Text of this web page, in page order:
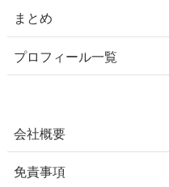
まとめ
プロフィール一覧
会社概要
免責事項